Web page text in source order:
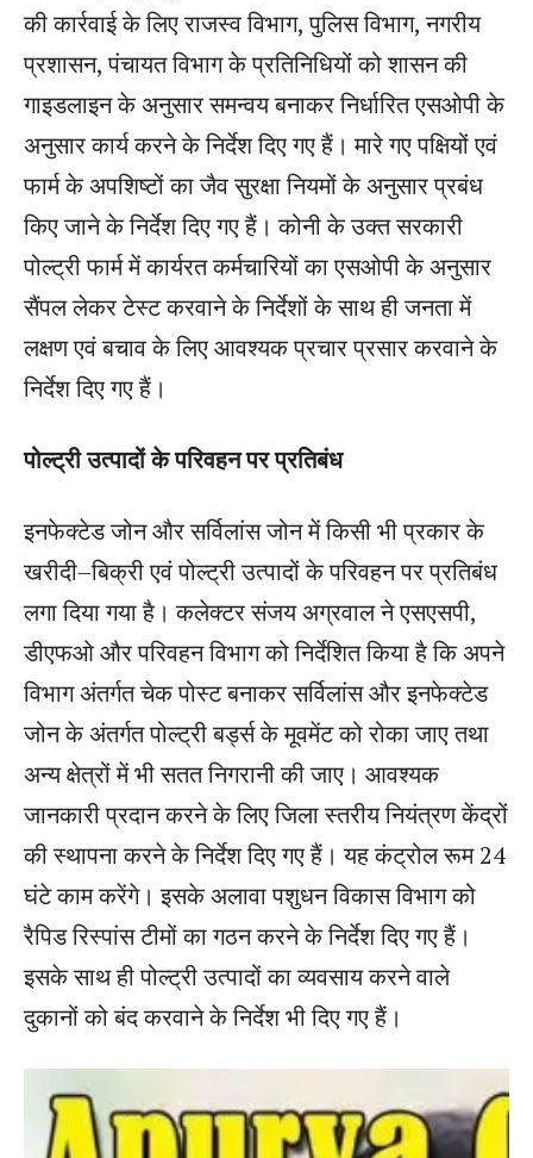
की कार्रवाई के लिए राजस्व विभाग, पुलिस विभाग, नगरीय
प्रशासन, पंचायत विभाग के प्रतिनिधियों को शासन की
गाइडलाइन के अनुसार समन्वय बनाकर निर्धारित एसओपी के
अनुसार कार्य करने के निर्देश दिए गए हैं। मारे गए पक्षियों एवं
फार्म के अपशिष्टों का जैव सुरक्षा नियमों के अनुसार प्रबंध
किए जाने के निर्देश दिए गए हैं। कोनी के उक्त सरकारी
पोल्ट्री फार्म में कार्यरत कर्मचारियों का एसओपी के अनुसार
सैंपल लेकर टेस्ट करवाने के निर्देशों के साथ ही जनता में
लक्षण एवं बचाव के लिए आवश्यक प्रचार प्रसार करवाने के
निर्देश दिए गए हैं।
पोल्ट्री उत्पादों के परिवहन पर प्रतिबंध
इनफेक्टेड जोन और सर्विलांस जोन में किसी भी प्रकार के
खरीदी–बिक्री एवं पोल्ट्री उत्पादों के परिवहन पर प्रतिबंध
लगा दिया गया है। कलेक्टर संजय अग्रवाल ने एसएसपी,
डीएफओ और परिवहन विभाग को निर्देशित किया है कि अपने
विभाग अंतर्गत चेक पोस्ट बनाकर सर्विलांस और इनफेक्टेड
जोन के अंतर्गत पोल्ट्री बर्ड्स के मूवमेंट को रोका जाए तथा
अन्य क्षेत्रों में भी सतत निगरानी की जाए। आवश्यक
जानकारी प्रदान करने के लिए जिला स्तरीय नियंत्रण केंद्रों
की स्थापना करने के निर्देश दिए गए हैं। यह कंट्रोल रूम 24
घंटे काम करेंगे। इसके अलावा पशुधन विकास विभाग को
रैपिड रिस्पांस टीमों का गठन करने के निर्देश दिए गए हैं।
इसके साथ ही पोल्ट्री उत्पादों का व्यवसाय करने वाले
दुकानों को बंद करवाने के निर्देश भी दिए गए हैं।